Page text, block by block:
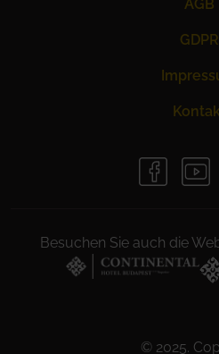
AGB
GDPR
Besuchen Sie auch die
© 2025.